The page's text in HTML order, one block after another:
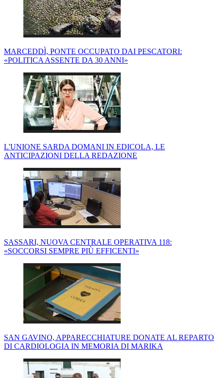
MARCEDDÌ, PONTE OCCUPATO DAI PESCATORI:
«POLITICA ASSENTE DA 30 ANNI»
L'UNIONE SARDA DOMANI IN EDICOLA, LE
ANTICIPAZIONI DELLA REDAZIONE
SASSARI, NUOVA CENTRALE OPERATIVA 118:
«SOCCORSI SEMPRE PIÙ EFFICENTI»
SAN GAVINO, APPARECCHIATURE DONATE AL REPARTO
DI CARDIOLOGIA IN MEMORIA DI MARIKA